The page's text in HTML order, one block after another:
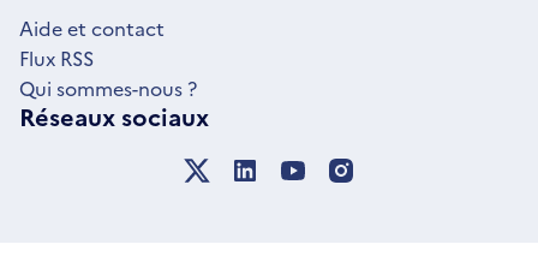
Aide et contact
Flux RSS
Qui sommes-nous ?
Réseaux sociaux